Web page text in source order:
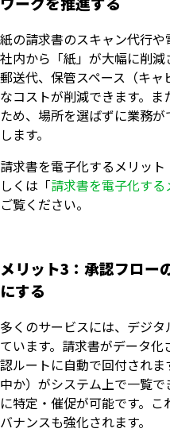
紙の請求書のスキャン代行や
社内から「紙」が大幅に削減
郵送代、保管スペース（キ
なコストが削減できます。
ため、場所を選ばずに業務
します。
請求書を電子化するメリッ
しくは「請求書を電子化す
ご覧ください。
メリット3：承認フロー
にする
多くのサービスには、デジ
ています。請求書がデータ
認ルートに自動で回付され
中か）がシステム上で一覧
に特定・催促が可能です。
バナンスも強化されます。